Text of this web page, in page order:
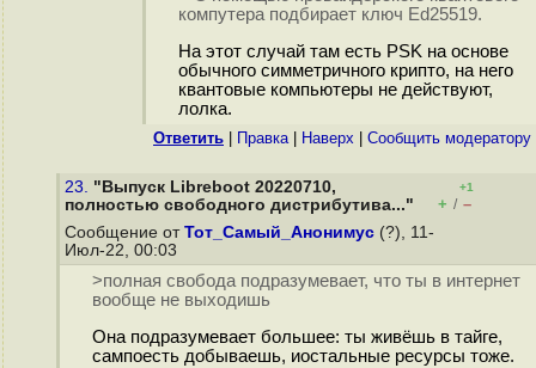
компутера подбирает ключ Ed25519.
На этот случай там есть PSK на основе
обычного симметричного крипто, на него
квантовые компьютеры не действуют,
лолка.
Ответить Правка| Наверх Cообщить модератору
23. "Выпуск Libreboot 20220710,
полностью свободного дистрибутива..."
+1
+ / –
Сообщение от Тот_Самый_Анонимус (?), 11-
Июл-22, 00:03
>полная свобода подразумевает, что ты в интернет
вообще не выходишь
Она подразумевает большее: ты живёшь в тайге,
сампоесть добываешь, иостальные ресурсы тоже.